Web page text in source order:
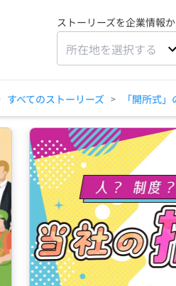
ストーリーズを企業情報
所在地を選択する
すべてのストーリーズ > 「開所式